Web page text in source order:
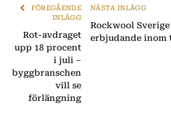
FÖREGÅENDE
INLÄGG
Rot-avdraget
upp 18 procent
i juli –
byggbranschen
vill se
förlängning
NÄSTA INLÄGG
Rockwool
erbjudande inom